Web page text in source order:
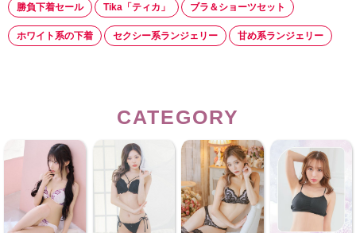
勝負下着セール Tika「ティカ」 ブラ＆ショーツセット
ホワイト系の下着 セクシー系ランジェリー 甘め系ランジェリー
CATEGORY